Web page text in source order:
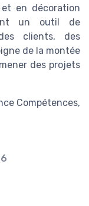
en décoration
un outil de
clients, des
de la montée
des projets
Compétences,